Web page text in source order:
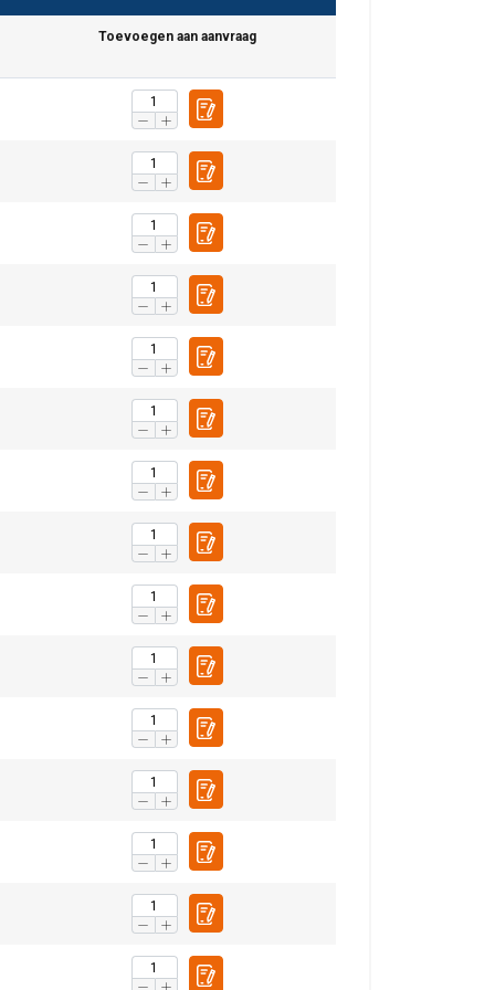
Toevoegen aan aanvraag
ENGLISH TRANSLATION
te analyseren. We
die deze
geclassificeerd
ACCEPTEREN